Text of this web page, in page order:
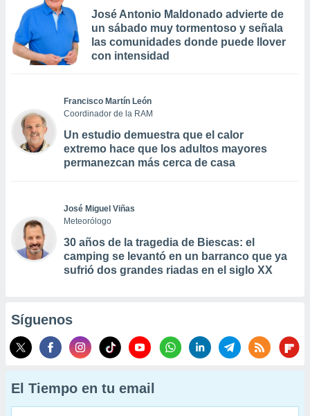
José Antonio Maldonado advierte de
un sábado muy tormentoso y señala
las comunidades donde puede llover
con intensidad
Francisco Martín León
Coordinador de la RAM
Un estudio demuestra que el calor
extremo hace que los adultos mayores
permanezcan más cerca de casa
José Miguel Viñas
Meteorólogo
30 años de la tragedia de Biescas: el
camping se levantó en un barranco que ya
sufrió dos grandes riadas en el siglo XX
Síguenos
El Tiempo en tu email